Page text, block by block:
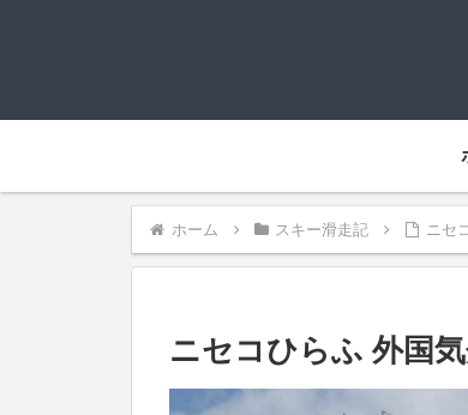
ホーム スキー滑走記 ニセ
ニセコひらふ 外国